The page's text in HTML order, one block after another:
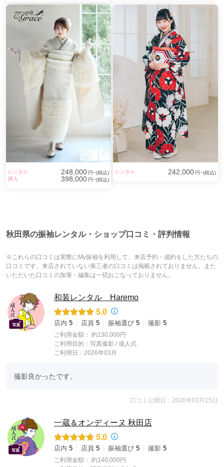
レンタル 248,000 円~(税込)
購入
398,000 円~(税込)
レンタル 242,000 円~(税込)
秋田県の振袖レンタル・ショップ口コミ・評判情報
※これらの口コミは実際にMy振袖を利用して、来店予約・成約をした方たちの
口コミです。来店されていない第三者の口コミは掲載されておりません。また
いただいた口コミの加筆・編集は一切おこなっておりません。
和装レンタル Haremo
5.0
店内 5 店員 5 振袖選び 5 撮影 5
ご利用金額： 約130,000円
ご利用目的： 写真撮影 / 成人式
ご利用日：2026年03月
撮影良かったです。
口コミ公開日：2026年03月15日
一蔵＆オンディーヌ 秋田店
5.0
店内 5 店員 5 振袖選び 5 撮影 5
ご利用金額： 約140,000円